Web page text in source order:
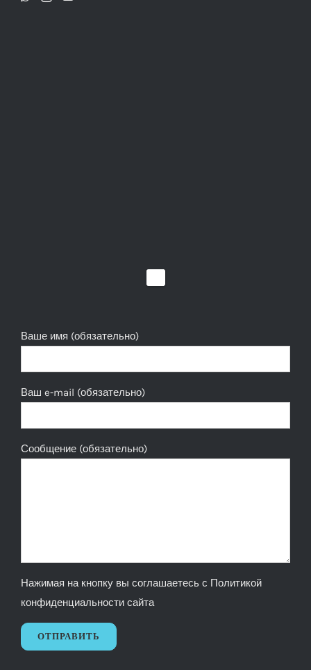
Ваше имя (обязательно)
Ваш e-mail (обязательно)
Сообщение (обязательно)
Нажимая на кнопку вы соглашаетесь с Политикой
конфиденциальности сайта